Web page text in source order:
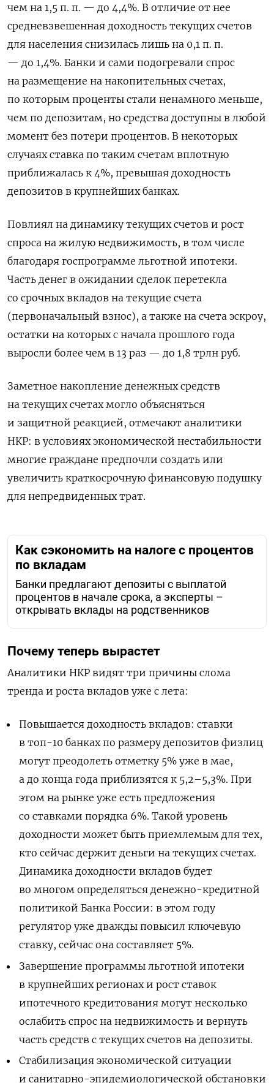
чем на 1,5 п. п. — до 4,4%. В отличие от нее
средневзвешенная доходность текущих счетов
для населения снизилась лишь на 0,1 п. п.
— до 1,4%. Банки и сами подогревали спрос
на размещение на накопительных счетах,
по которым проценты стали ненамного меньше,
чем по депозитам, но средства доступны в любой
момент без потери процентов. В некоторых
случаях ставка по таким счетам вплотную
приближалась к 4%, превышая доходность
депозитов в крупнейших банках.
Повлиял на динамику текущих счетов и рост
спроса на жилую недвижимость, в том числе
благодаря госпрограмме льготной ипотеки.
Часть денег в ожидании сделок перетекла
со срочных вкладов на текущие счета
(первоначальный взнос), а также на счета эскроу,
остатки на которых с начала прошлого года
выросли более чем в 13 раз — до 1,8 трлн руб.
Заметное накопление денежных средств
на текущих счетах могло объясняться
и защитной реакцией, отмечают аналитики
НКР: в условиях экономической нестабильности
многие граждане предпочли создать или
увеличить краткосрочную финансовую подушку
для непредвиденных трат.
Как сэкономить на налоге с процентов
по вкладам
Банки предлагают депозиты с выплатой
процентов в начале срока, а эксперты –
открывать вклады на родственников
Почему теперь вырастет
Аналитики НКР видят три причины слома
тренда и роста вкладов уже с лета:
Повышается доходность вкладов: ставки
в топ-10 банках по размеру депозитов физлиц
могут преодолеть отметку 5% уже в мае,
а до конца года приблизятся к 5,2–5,3%. При
этом на рынке уже есть предложения
со ставками порядка 6%. Такой уровень
доходности может быть приемлемым для тех,
кто сейчас держит деньги на текущих счетах.
Динамика доходности вкладов будет
во многом определяться денежно-кредитной
политикой Банка России: в этом году
регулятор уже дважды повысил ключевую
ставку, сейчас она составляет 5%.
Завершение программы льготной ипотеки
в крупнейших регионах и рост ставок
ипотечного кредитования могут несколько
ослабить спрос на недвижимость и вернуть
часть средств с текущих счетов на депозиты.
Стабилизация экономической ситуации
и санитарно-эпидемиологической обстановки